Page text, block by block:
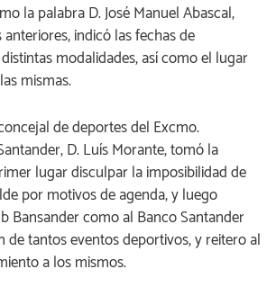
la palabra D. José Manuel Abascal,
indicó las fechas de
modalidades, así como el lugar
mismas.
de deportes del Excmo.
D. Luís Morante, tomó la
lugar disculpar la imposibilidad de
por motivos de agenda, y luego
Bansander como al Banco Santander
de tantos eventos deportivos, y reitero al
a los mismos.